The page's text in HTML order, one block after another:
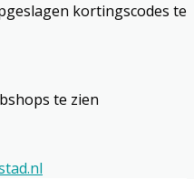
kortingscodes te
te zien